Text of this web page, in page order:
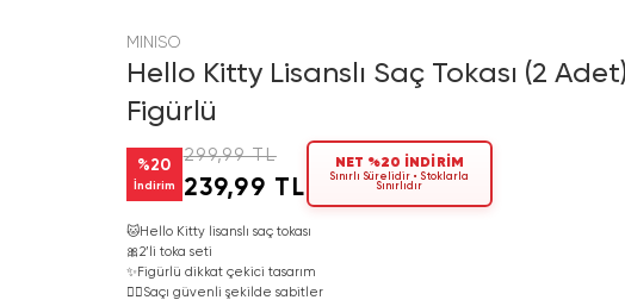
MINISO
Hello Kitty Lisanslı Saç Tokası (2
Figürlü
%20
İndirim
299,99 TL
239,99 TL
NET %20 İNDİRİM
Sınırlı Sürelidir • Stoklarla
Sınırlıdır
🐱Hello Kitty lisanslı saç tokası
🎀2’li toka seti
✨ Figürlü dikkat çekici tasarım
💇‍♀️ Saçı güvenli şekilde sabitler